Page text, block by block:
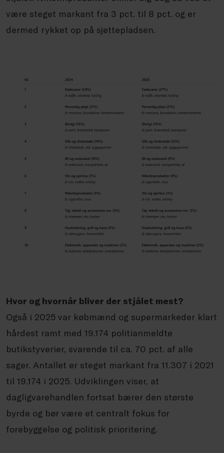
være steget markant fra 3 pct. til 8 pct. og er
dermed rykket op på sjettepladsen.
Hvor og hvornår bliver der stjålet mest?
Også i 2025 var købmænd og supermarkeder klart
hårdest ramt med 19.174 politianmeldte
butikstyverier, svarende til ca. 70 pct. af alle
sager. Antallet er steget markant fra 11.307 i 2021
til 19.174 i 2025. Udviklingen viser, at
dagligvarehandlen fortsat bærer den største
byrde og bør være et centralt fokus for
forebyggelse og politisk prioritering.